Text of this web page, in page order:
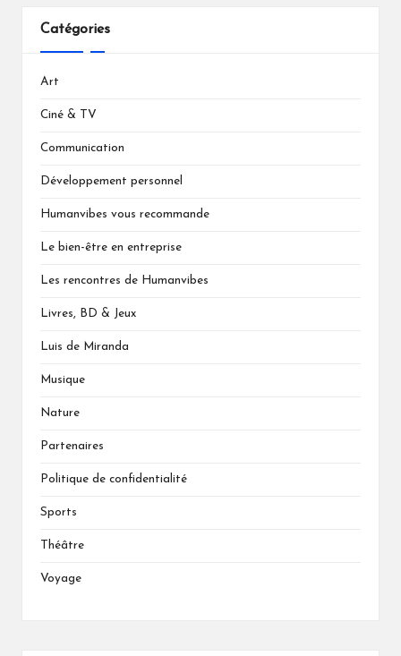
Catégories
Art
Ciné & TV
Communication
Développement personnel
Humanvibes vous recommande
Le bien-être en entreprise
Les rencontres de Humanvibes
Livres, BD & Jeux
Luis de Miranda
Musique
Nature
Partenaires
Politique de confidentialité
Sports
Théâtre
Voyage